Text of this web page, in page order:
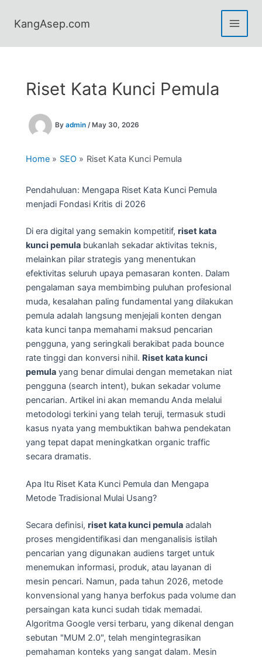
KangAsep.com
Riset Kata Kunci Pemula
By admin / May 30, 2026
Home SEO Riset Kata Kunci Pemula
Pendahuluan: Mengapa Riset Kata Kunci Pemula
menjadi Fondasi Kritis di 2026
Di era digital yang semakin kompetitif, riset kata
kunci pemula bukanlah sekadar aktivitas teknis,
melainkan pilar strategis yang menentukan
efektivitas seluruh upaya pemasaran konten. Dalam
pengalaman saya membimbing puluhan profesional
muda, kesalahan paling fundamental yang dilakukan
pemula adalah langsung menjejali konten dengan
kata kunci tanpa memahami maksud pencarian
pengguna, yang seringkali berakibat pada bounce
rate tinggi dan konversi nihil. Riset kata kunci
pemula yang benar dimulai dengan memetakan niat
pengguna (search intent), bukan sekadar volume
pencarian. Artikel ini akan memandu Anda melalui
metodologi terkini yang telah teruji, termasuk studi
kasus nyata yang membuktikan bahwa pendekatan
yang tepat dapat meningkatkan organic traffic
secara dramatis.
Apa Itu Riset Kata Kunci Pemula dan Mengapa
Metode Tradisional Mulai Usang?
Secara definisi, riset kata kunci pemula adalah
proses mengidentifikasi dan menganalisis istilah
pencarian yang digunakan audiens target untuk
menemukan informasi, produk, atau layanan di
mesin pencari. Namun, pada tahun 2026, metode
konvensional yang hanya berfokus pada volume dan
persaingan kata kunci sudah tidak memadai.
Algoritma Google versi terbaru, yang dikenal dengan
sebutan "MUM 2.0", telah mengintegrasikan
pemahaman konteks yang sangat dalam. Mesin